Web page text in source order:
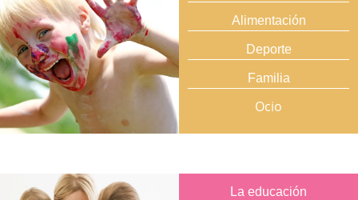
Alimentación
Deporte
Familia
Ocio
La educación